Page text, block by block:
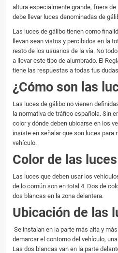
altura especialmente grande, fuera
debe llevar luces denominadas de
Las luces de gálibo tienen como
llevan sean vistos y percibidos en la
resto de los usuarios de la vía. No
a llevar este tipo de alumbrado. El
tiene las respuestas a todas tus
¿Cómo son las
Las luces de gálibo no vienen
la normativa de tráfico española. Sin
color y dónde deben ubicarse en los
insiste en señalar que son luces para
vehículo.
Color de las
Las luces que deben usar los
de lo común son en total 4. Dos de
dos blancas en la zona delantera.
Ubicación de las
Se instalan en la parte más alta y
demarcar el contorno del vehículo,
Las dos blancas van en la parte